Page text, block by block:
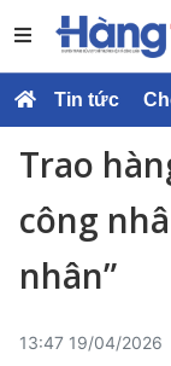
Tin tức
Trao
công
nhân”
13:47 19/04/2026